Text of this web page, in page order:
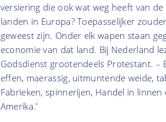
versiering die ook wat weg heeft van
landen in Europa? Toepasselijker
geweest zijn. Onder elk wapen staan
economie van dat land. Bij Nederland
Godsdienst grootendeels Protestant. –
effen, maerassig, uitmuntende weide,
Fabrieken, spinnerijen, Handel in
Amerika.’